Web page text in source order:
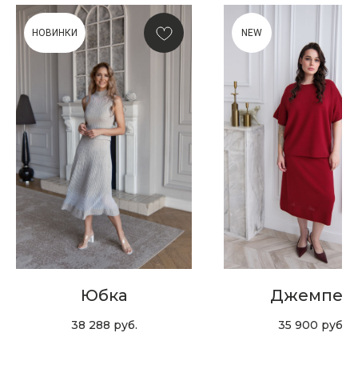
НОВИНКИ
Юбка
38 288 руб.
NEW
Джемпер
35 900 руб.
Скидка 10% за подписку
на Телеграм канал
Хотите быть в курсе всех новинок
и акций, подпишитесь на email рассылку
Ваш e-mail
Новинки, акции, подарки
и модный журнал — всё это
в нашем телеграмм канале:
MIR CASHMERE Official